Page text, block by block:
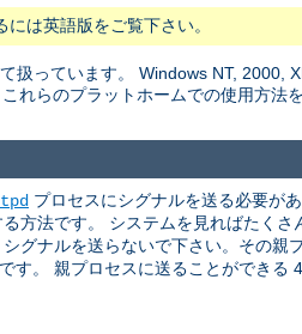
は英語版をご覧下さい。
扱っています。 Windows NT, 2000,
れらのプラットホームでの使用方法
プロセスにシグナルを送る必要が
方法です。 システムを見ればたくさ
グナルを送らないで下さい。その親
す。 親プロセスに送ることができる